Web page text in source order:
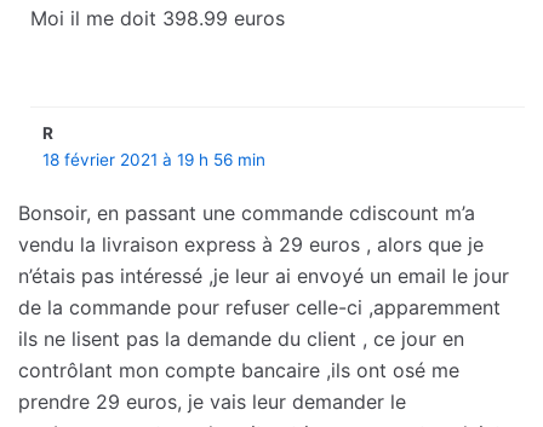
Moi il me doit 398.99 euros
R
18 février 2021 à 19 h 56 min
Bonsoir, en passant une commande cdiscount m’a
vendu la livraison express à 29 euros , alors que je
n’étais pas intéressé ,je leur ai envoyé un email le jour
de la commande pour refuser celle-ci ,apparemment
ils ne lisent pas la demande du client , ce jour en
contrôlant mon compte bancaire ,ils ont osé me
prendre 29 euros, je vais leur demander le